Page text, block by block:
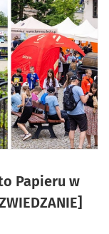
Papieru w